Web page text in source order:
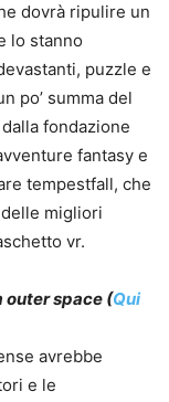
dovrà ripulire un
lo stanno
puzzle e
po’ summa del
fondazione
fantasy e
tempestfall, che
delle migliori
vr.
outer space (Qui
avrebbe
e le